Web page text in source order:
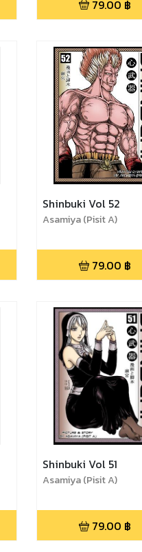
79.00 ฿
Shinbuki Vol 52
Asamiya (Pisit A)
79.00 ฿
Shinbuki Vol 51
Asamiya (Pisit A)
79.00 ฿